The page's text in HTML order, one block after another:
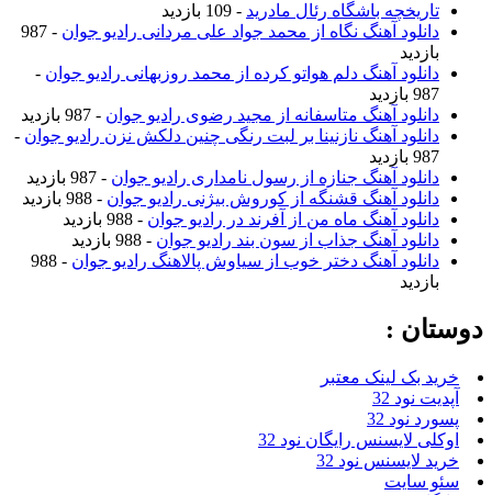
تاریخچه باشگاه رئال مادرید - 109 بازدید
دانلود آهنگ نگاه از محمد جواد علی مردانی رادیو جوان
- 987
بازدید
دانلود آهنگ دلم هواتو کرده از محمد روزبهانی رادیو جوان -
987 بازدید
دانلود آهنگ متاسفانه از مجید رضوی رادیو جوان - 987 بازدید
دانلود آهنگ نازنینا بر لبت رنگی چنین دلکش نزن رادیو جوان -
987 بازدید
دانلود آهنگ جنازه از رسول نامداری رادیو جوان - 987 بازدید
دانلود آهنگ قشنگه از کوروش بیژنی رادیو جوان - 988 بازدید
دانلود آهنگ ماه من از آفرند در رادیو جوان - 988 بازدید
دانلود آهنگ جذاب از سون بند رادیو جوان - 988 بازدید
دانلود آهنگ دختر خوب از سیاوش پالاهنگ رادیو جوان
- 988
بازدید
دوستان :
خرید بک لینک معتبر
آپدیت نود 32
پسورد نود 32
اوکلی لایسنس رایگان نود 32
خرید لایسنس نود 32
سئو سایت